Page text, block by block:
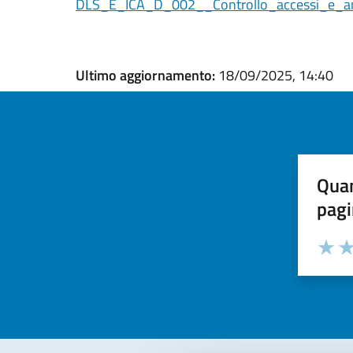
Ultimo aggiornamento: 18/09/2025, 14:40
Valuta